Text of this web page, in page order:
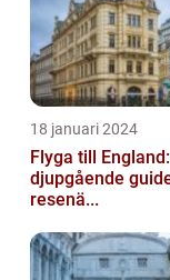
18 januari 2024
Flyga till
djupgående
resenä...